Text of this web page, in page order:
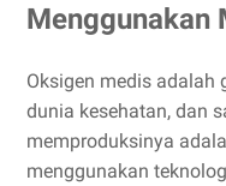
Menggunakan
Oksigen medis adalah
dunia kesehatan, dan
memproduksinya
menggunakan